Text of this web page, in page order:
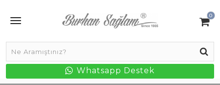
0
Whatsapp Destek